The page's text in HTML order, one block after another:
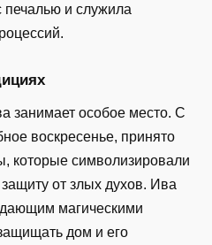
печалью и служила
занимает особое место. С
воскресенье, принято
которые символизировали
от злых духов. Ива
магическими
дом и его